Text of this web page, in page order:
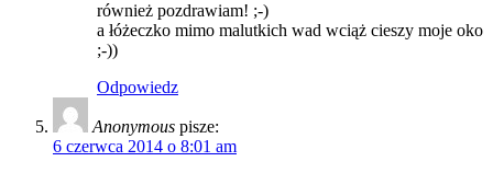
również pozdrawiam! ;-)
a łóżeczko mimo malutkich wad wciąż cieszy moje oko
;-))
Odpowiedz
Anonymous pisze:
6 czerwca 2014 o 8:01 am